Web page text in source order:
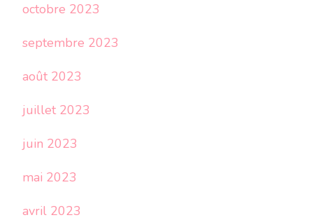
octobre 2023
septembre 2023
août 2023
juillet 2023
juin 2023
mai 2023
avril 2023